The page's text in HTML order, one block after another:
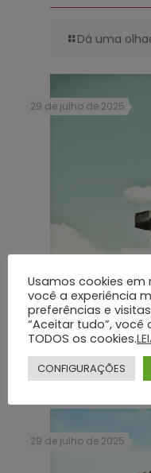
Dá uma
29 de julho de 2025
Translado Funerário: Grupo
Momentos Difíceis
Dá uma
29 de julho de 2025
Usamos cookies
você a experiência
preferências e
“Aceitar tudo”,
TODOS os cookies.
CONFIGURAÇÕES